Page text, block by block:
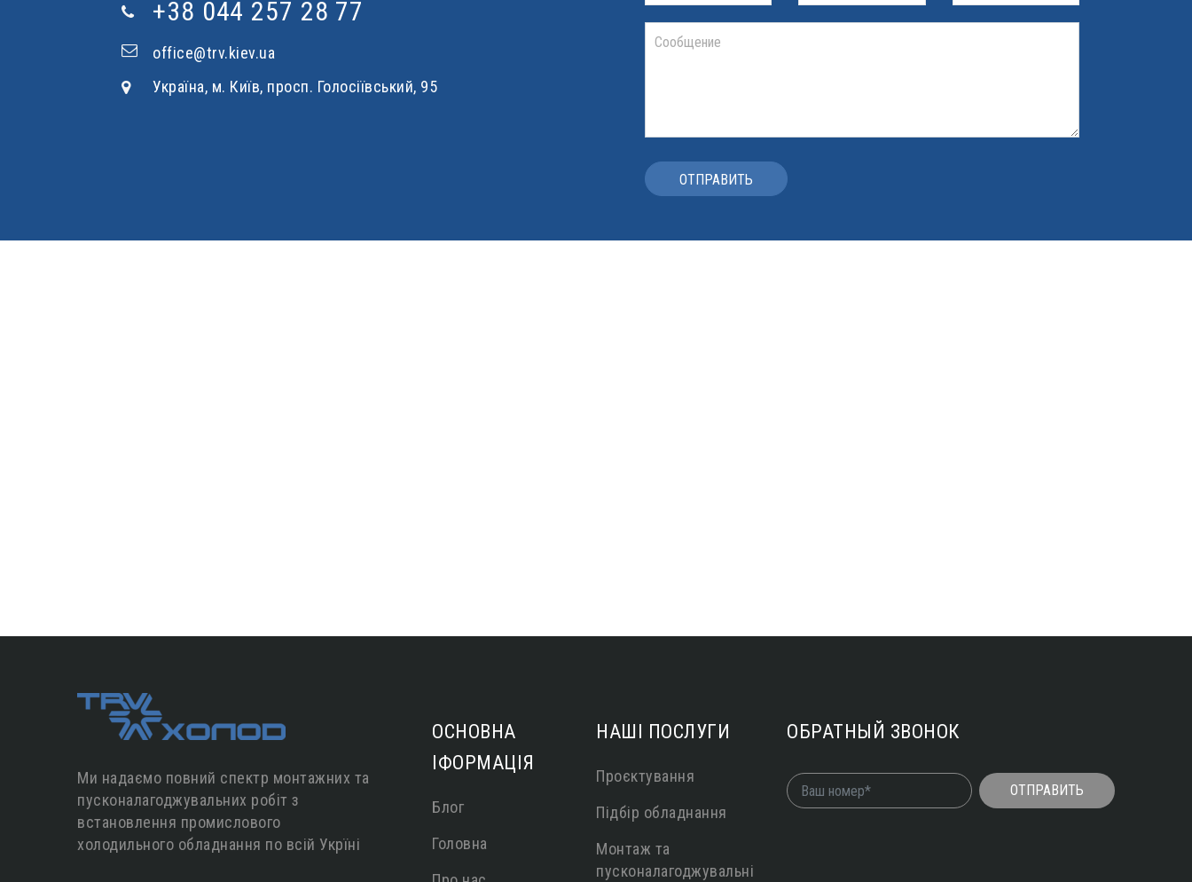
+38 044 257 28 77
office@trv.kiev.ua
Україна, м. Київ, просп. Голосіївський, 95
ОТПРАВИТЬ
Ми надаємо повний спектр монтажних та
пусконалагоджувальних робіт з
встановлення промислового
холодильного обладнання по всій Укрїні
ОСНОВНА
ІФОРМАЦІЯ
Блог
Головна
НАШІ ПОСЛУГИ
Проєктування
Підбір обладнання
Монтаж та
пусконалагоджувальні
ОБРАТНЫЙ ЗВОНОК
ОТПРАВИТЬ